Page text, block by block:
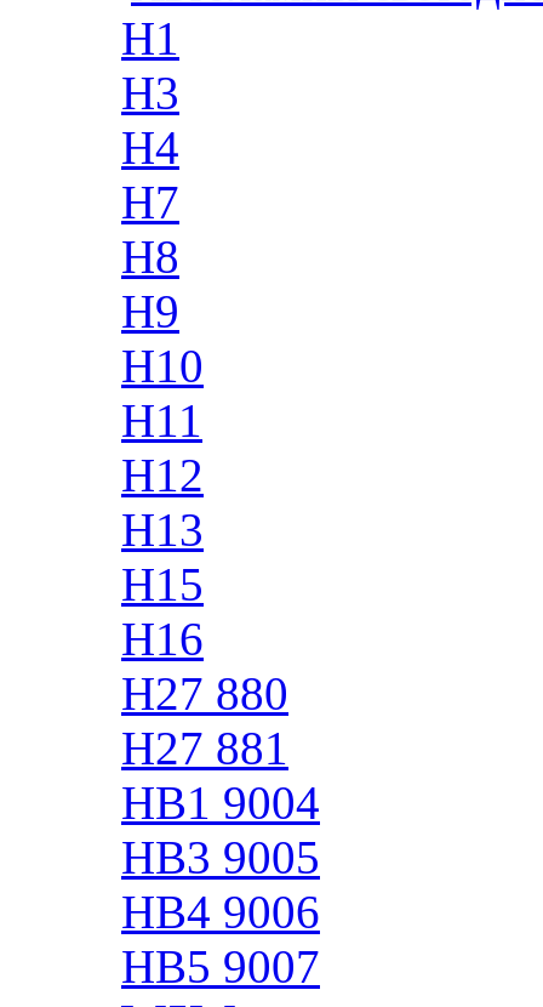
H1
H3
H4
H7
H8
H9
H10
H11
H12
H13
H15
H16
H27 880
H27 881
HB1 9004
HB3 9005
HB4 9006
HB5 9007